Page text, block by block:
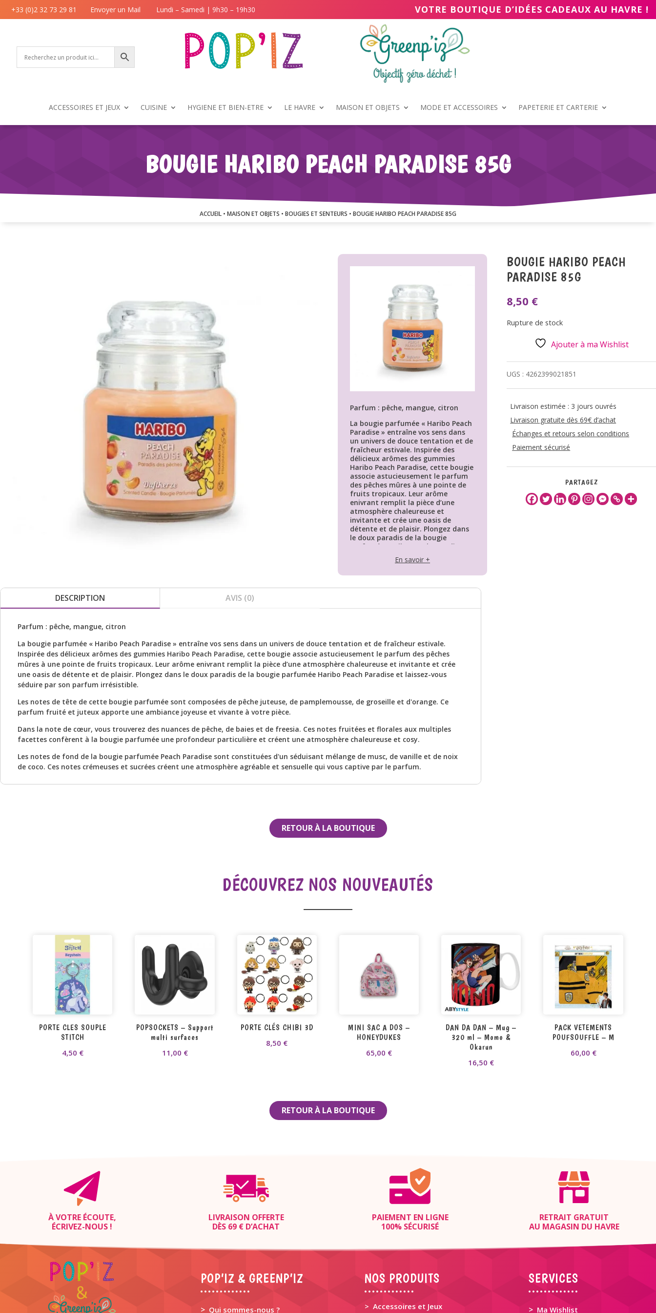
+33 (0)2 32 73 29 81 Envoyer un Mail Lundi – Samedi | 9h30 – 19h30 VOTRE BOUTIQUE D’IDÉES CADEAUX AU HAVRE !
ACCESSOIRES ET JEUX CUISINE HYGIENE ET BIEN-ETRE LE HAVRE MAISON ET OBJETS MODE ET ACCESSOIRES PAPETERIE ET CARTERIE
BOUGIE HARIBO PEACH PARADISE 85G
ACCUEIL • MAISON ET OBJETS • BOUGIES ET SENTEURS • BOUGIE HARIBO PEACH PARADISE 85G
Parfum : pêche, mangue, citron
La bougie parfumée « Haribo Peach
Paradise » entraîne vos sens dans
un univers de douce tentation et de
fraîcheur estivale. Inspirée des
délicieux arômes des gummies
Haribo Peach Paradise, cette bougie
associe astucieusement le parfum
des pêches mûres à une pointe de
fruits tropicaux. Leur arôme
enivrant remplit la pièce d’une
atmosphère chaleureuse et
invitante et crée une oasis de
détente et de plaisir. Plongez dans
le doux paradis de la bougie
parfumée Haribo Peach Paradise et
laissez-vous séduire par son parfum
parfumée sont composées de pêche
groseille et d’orange. Ce parfum
Dans la note de cœur, vous
trouverez des nuances de pêche, de
baies et de freesia. Ces notes
fruitées et florales aux multiples
particulière et créent une
Les notes de fond de la bougie
parfumée Peach Paradise sont
constituées d’un séduisant mélange
de musc, de vanille et de noix de
coco. Ces notes crémeuses et
sucrées créent une atmosphère
captive par le parfum.
En savoir +
BOUGIE HARIBO PEACH
PARADISE 85G
8,50 €
Rupture de stock
Ajouter à ma Wishlist
UGS : 4262399021851
Livraison estimée : 3 jours ouvrés
Livraison gratuite dès 69€ d’achat
Échanges et retours selon conditions
Paiement sécurisé
PARTAGEZ
DESCRIPTION AVIS (0)
Parfum : pêche, mangue, citron
La bougie parfumée « Haribo Peach Paradise » entraîne vos sens dans un univers de douce tentation et de fraîcheur estivale.
Inspirée des délicieux arômes des gummies Haribo Peach Paradise, cette bougie associe astucieusement le parfum des pêches
mûres à une pointe de fruits tropicaux. Leur arôme enivrant remplit la pièce d’une atmosphère chaleureuse et invitante et crée
une oasis de détente et de plaisir. Plongez dans le doux paradis de la bougie parfumée Haribo Peach Paradise et laissez-vous
séduire par son parfum irrésistible.
Les notes de tête de cette bougie parfumée sont composées de pêche juteuse, de pamplemousse, de groseille et d'orange. Ce
parfum fruité et juteux apporte une ambiance joyeuse et vivante à votre pièce.
Dans la note de cœur, vous trouverez des nuances de pêche, de baies et de freesia. Ces notes fruitées et florales aux multiples
facettes confèrent à la bougie parfumée une profondeur particulière et créent une atmosphère chaleureuse et cosy.
Les notes de fond de la bougie parfumée Peach Paradise sont constituées d'un séduisant mélange de musc, de vanille et de noix
de coco. Ces notes crémeuses et sucrées créent une atmosphère agréable et sensuelle qui vous captive par le parfum.
RETOUR À LA BOUTIQUE
DÉCOUVREZ NOS NOUVEAUTÉS
PORTE CLES SOUPLE
STITCH
4,50 €
POPSOCKETS – Support
multi surfaces
11,00 €
PORTE CLÉS CHIBI 3D
8,50 €
MINI SAC A DOS –
HONEYDUKES
65,00 €
DAN DA DAN – Mug –
320 ml – Momo &
Okarun
16,50 €
PACK VETEMENTS
POUFSOUFFLE – M
60,00 €
RETOUR À LA BOUTIQUE
À VOTRE ÉCOUTE,
ÉCRIVEZ-NOUS !
LIVRAISON OFFERTE
DÈS 69 € D’ACHAT
PAIEMENT EN LIGNE
100% SÉCURISÉ
RETRAIT GRATUIT
AU MAGASIN DU HAVRE
POP’IZ & GREENP’IZ
> Qui sommes-nous ?
NOS PRODUITS
> Accessoires et Jeux
SERVICES
> Ma Wishlist